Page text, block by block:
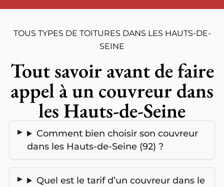
TOUS TYPES DE TOITURES DANS LES HAUTS-DE-
SEINE
Tout savoir avant de faire
appel à un couvreur dans
les Hauts-de-Seine
Comment bien choisir son couvreur
dans les Hauts-de-Seine (92) ?
Quel est le tarif d’un couvreur dans le